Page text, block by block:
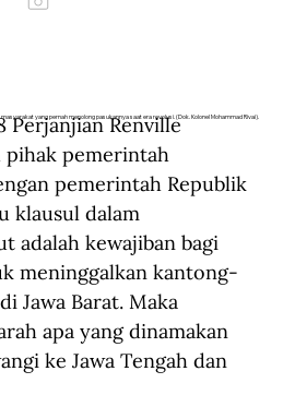
yang pernah menolong pasukannya saat era revolusi. (Dok. Kolonel Mohammad Rivai).
Perjanjian Renville
pihak pemerintah
pemerintah Republik
klausul dalam
adalah kewajiban bagi
meninggalkan kantong-
Jawa Barat. Maka
apa yang dinamakan
ke Jawa Tengah dan